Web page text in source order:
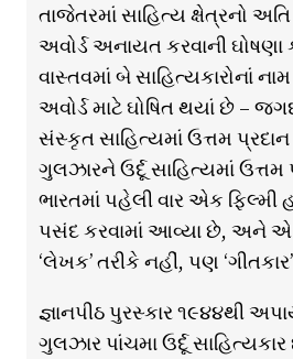
તાજેતરમાં સાહિત્ય ક્ષેત્રનો અતિ
અવોર્ડ અનાયત કરવાની
વાસ્તવમાં બે સાહિત્યકારોનાં
અવોર્ડ માટે ઘોષિત થયાં છે –
સંસ્કૃત સાહિત્યમાં ઉત્તમ
ગુલઝારને ઉર્દૂ સાહિત્યમાં ઉત્તમ
ભારતમાં પહેલી વાર એક ફિલ્મી
પસંદ કરવામાં આવ્યા છે, અને એ
‘લેખક’ તરીકે નહીં, પણ
જ્ઞાનપીઠ પુરસ્કાર ૧૯૪૪થી
ગુલઝાર પાંચમા ઉર્દૂ